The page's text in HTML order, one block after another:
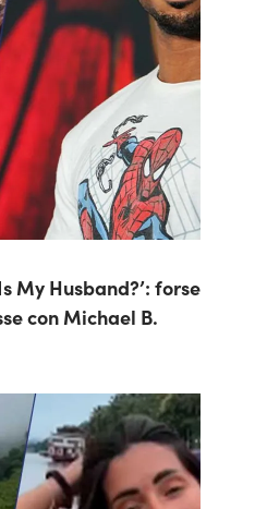
My Husband?’: forse
con Michael B.